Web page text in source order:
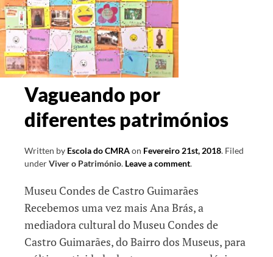
Vagueando por
diferentes patrimónios
Written by Escola do CMRAon Fevereiro 21st, 2018. Filed
underViver o Património. Leave a comment.
Museu Condes de Castro Guimarães
Recebemos uma vez mais Ana Brás, a
mediadora cultural do Museu Condes de
Castro Guimarães, do Bairro dos Museus, para